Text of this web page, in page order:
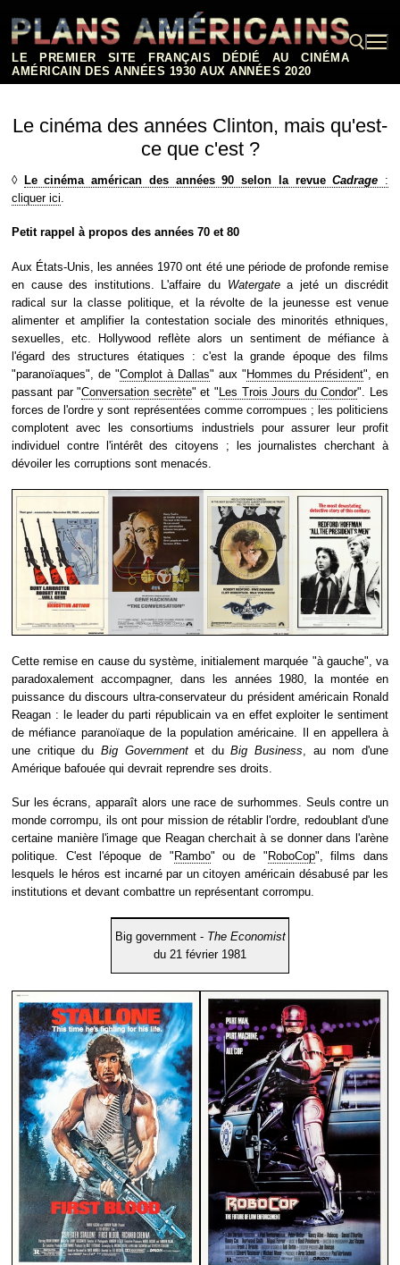
contenu
LE PREMIER SITE FRANÇAIS DÉDIÉ AU CINÉMA
AMÉRICAIN DES ANNÉES 1930 AUX ANNÉES 2020
Le cinéma des années Clinton, mais qu'est-
ce que c'est ?
◊ Le cinéma américan des années 90 selon la revueCadrage :
cliquer ici.
Petit rappel à propos des années 70 et 80
Aux États-Unis, les années 1970 ont été une période de profonde remise
en cause des institutions. L'affaire du Watergatea jeté un discrédit
radical sur la classe politique, et la révolte de la jeunesse est venue
alimenter et amplifier la contestation sociale des minorités ethniques,
sexuelles, etc. Hollywood reflète alors un sentiment de méfiance à
l'égard des structures étatiques : c'est la grande époque des films
"paranoïaques", de "Complot à Dallas" aux " Hommes du Président", en
passant par "Conversation secrète" et " Les Trois Jours du Condor". Les
forces de l'ordre y sont représentées comme corrompues ; les politiciens
complotent avec les consortiums industriels pour assurer leur profit
individuel contre l'intérêt des citoyens ; les journalistes cherchant à
dévoiler les corruptions sont menacés.
Cette remise en cause du système, initialement marquée "à gauche", va
paradoxalement accompagner, dans les années 1980, la montée en
puissance du discours ultra-conservateur du président américain Ronald
Reagan : le leader du parti républicain va en effet exploiter le sentiment
de méfiance paranoïaque de la population américaine. Il en appellera à
une critique du Big Governmentet duBig Business , au nom d'une
Amérique bafouée qui devrait reprendre ses droits.
Sur les écrans, apparaît alors une race de surhommes. Seuls contre un
monde corrompu, ils ont pour mission de rétablir l'ordre, redoublant d'une
certaine manière l'image que Reagan cherchait à se donner dans l'arène
politique. C'est l'époque de " Rambo" ou de " RoboCop", films dans
lesquels le héros est incarné par un citoyen américain désabusé par les
institutions et devant combattre un représentant corrompu.
Big government - The Economist
du 21 février 1981